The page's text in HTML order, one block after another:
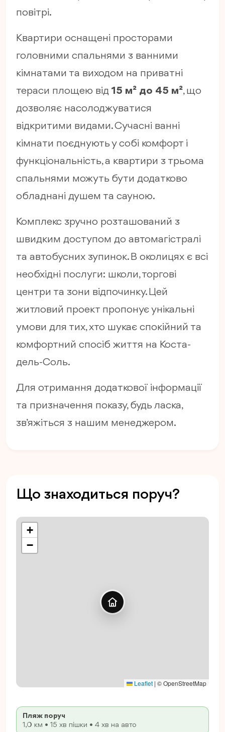
повітрі.
Квартири оснащені просторами
головними спальнями з ванними
кімнатами та виходом на приватні
тераси площею від 15 м² до 45 м², що
дозволяє насолоджуватися
відкритими видами. Сучасні ванні
кімнати поєднують у собі комфорт і
функціональність, а квартири з трьома
спальнями можуть бути додатково
обладнані душем та сауною.
Комплекс зручно розташований з
швидким доступом до автомагістралі
та автобусних зупинок. В околицях є всі
необхідні послуги: школи, торгові
центри та зони відпочинку. Цей
житловий проект пропонує унікальні
умови для тих, хто шукає спокійний та
комфортний спосіб життя на Коста-
дель-Соль.
Для отримання додаткової інформації
та призначення показу, будь ласка,
зв’яжіться з нашим менеджером.
Що знаходиться поруч?
+
−
Leaflet | © OpenStreetMap
Пляж поруч
1,0 км • 15 хв пішки • 4 хв на авто